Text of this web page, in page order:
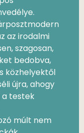
az irodalmi
szagosan,
bedobva,
közhelyektől
újra, ahogy
a testek
múlt nem